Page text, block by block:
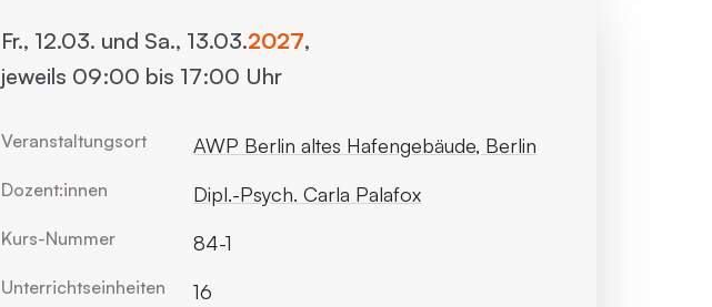
Fr., 12.03. und Sa., 13.03.2027,
jeweils 09:00 bis 17:00 Uhr
Veranstaltungsort AWP Berlin altes Hafengebäude, Berlin
Dozent:innen Dipl.-Psych. Carla Palafox
Kurs-Nummer 84-1
Unterrichts­einheiten 16